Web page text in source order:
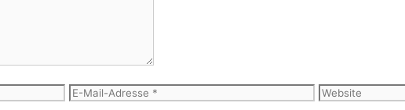
E-
Website